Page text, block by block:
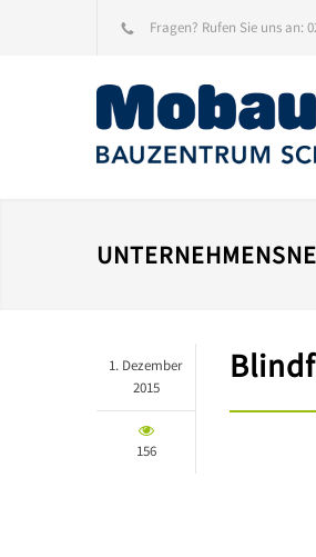
Fragen? Rufen Sie uns an:
1. Dezember
2015
156